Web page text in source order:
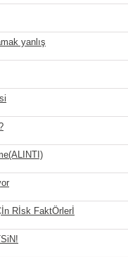
yanlış
Rİsk FaktÖrlerİ